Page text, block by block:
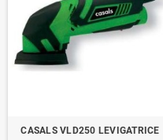
CASALS VLD250 LEVIGATRICE